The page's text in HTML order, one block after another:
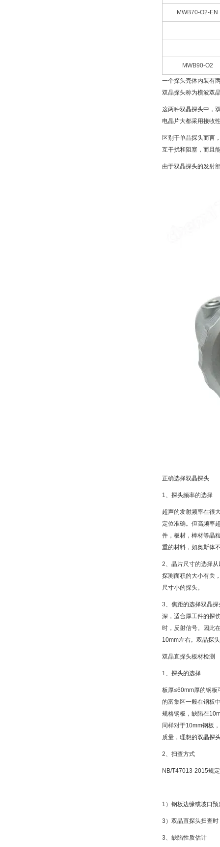
MWB70-O2-EN
MWB90-O2
一个探头壳体内装有
双晶探头称为横波双
这两种双晶探头中，
电晶片大都采用接收
区别于单晶探头而言
互干扰和阻塞，而且
由于双晶探头的发射
正确选择双晶探头
1、探头频率的选择
超声的发射频率在很
定位准确。但高频率
件，板材，棒材等晶
重的材料，如奥斯体
2、晶片尺寸的选择
探测面积的大小有关
尺寸小的探头。
3、焦距的选择双晶
深，适合厚工件的探
时，反射信号。因此
10mm左右。双晶探
双晶直探头板材检测
1、探头的选择
板厚≤60mm厚的钢板
的富集区一般在钢板
规格钢板，缺陷在
同样对于10mm钢板
质量，理想的双晶探
2、扫查方式
NB/T47013-2015规
1）钢板边缘或坡口
3）双晶直探头扫查
3、缺陷性质估计